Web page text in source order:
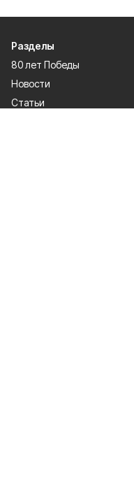
Разделы
80 лет Победы
Новости
Статьи